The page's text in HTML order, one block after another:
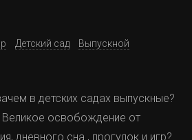
Детский сад
Выпускной
в детских садах выпускные?
Великое освобождение от
дневного сна , прогулок и игр?